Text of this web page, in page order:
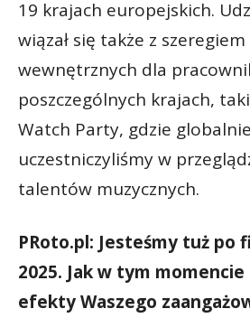
19 krajach europejskich.
wiązał się także z
wewnętrznych dla
poszczególnych krajach,
Watch Party, gdzie globalnie
uczestniczyliśmy w
talentów muzycznych.
PRoto.pl: Jesteśmy tuż po
2025. Jak w tym
efekty Waszego